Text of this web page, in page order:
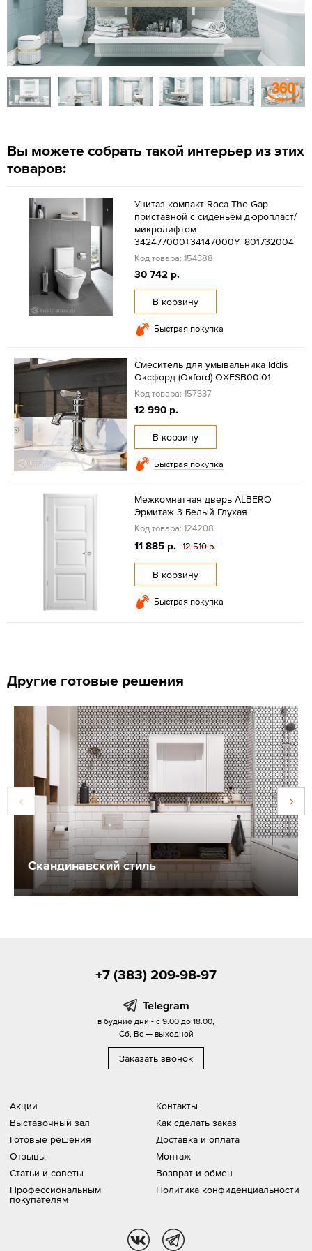
Вы можете собрать такой интерьер из этих
товаров:
Унитаз-компакт Roca The Gap
приставной с сиденьем дюропласт/
микролифтом
342477000+34147000Y+801732004
Код товара: 154388
30 742 р.
В корзину
Быстрая покупка
Смеситель для умывальника Iddis
Оксфорд (Oxford) OXFSB00i01
Код товара: 157337
12 990 р.
В корзину
Быстрая покупка
Межкомнатная дверь ALBERO
Эрмитаж 3 Белый Глухая
Код товара: 124208
11 885 р. 12 510 р.
В корзину
Быстрая покупка
Другие готовые решения
Скандинавский стиль
Акции
Выставочный зал
Готовые решения
Отзывы
Статьи и советы
Профессиональным
покупателям
Контакты
Как сделать заказ
Доставка и оплата
Монтаж
Возврат и обмен
Политика конфиденциальности
+7 (383) 209-98-97
Telegram
в будние дни - с 9.00 до 18.00,
Сб, Вс — выходной
Заказать звонок